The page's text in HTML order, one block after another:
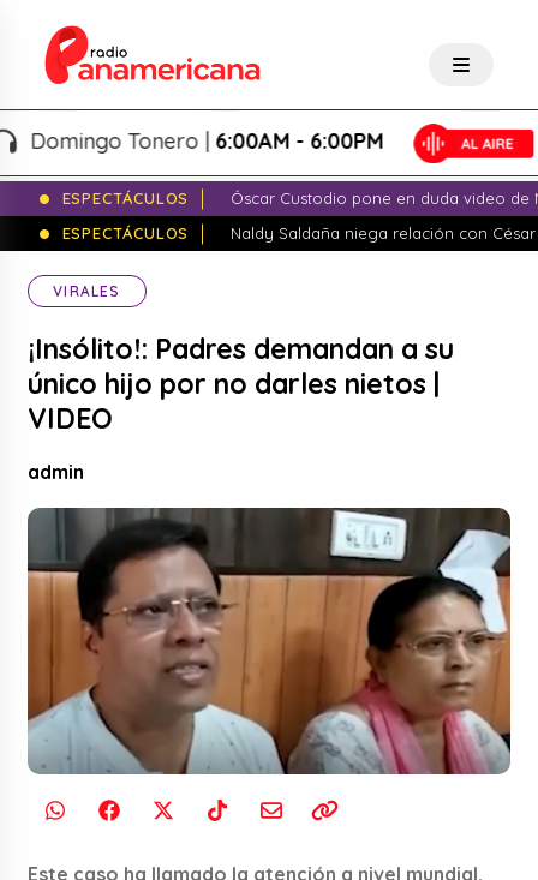
Tonero |6:00AM - 6:00PM
ESPECTÁCULOS
Óscar Custodio pone en duda video de
ESPECTÁCULOS
Naldy Saldaña niega relación con
VIRALES
¡Insólito!: Padres demandan a su
único hijo por no darles nietos |
VIDEO
admin
Este caso ha llamado la atención a nivel mundial.